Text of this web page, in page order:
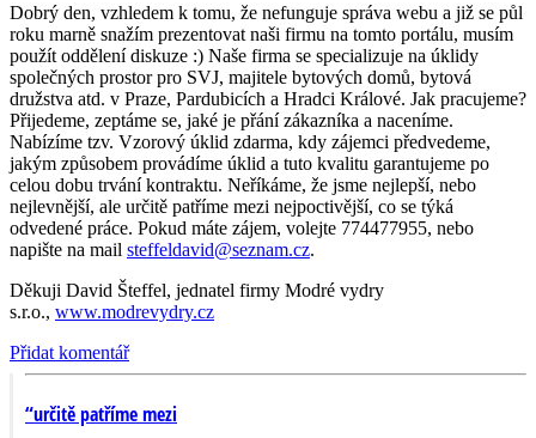
Dobrý den, vzhledem k tomu, že nefunguje správa webu a již se půl
roku marně snažím prezentovat naši firmu na tomto portálu, musím
použít oddělení diskuze :) Naše firma se specializuje na úklidy
společných prostor pro SVJ, majitele bytových domů, bytová
družstva atd. v Praze, Pardubicích a Hradci Králové. Jak pracujeme?
Přijedeme, zeptáme se, jaké je přání zákazníka a naceníme.
Nabízíme tzv. Vzorový úklid zdarma, kdy zájemci předvedeme,
jakým způsobem provádíme úklid a tuto kvalitu garantujeme po
celou dobu trvání kontraktu. Neříkáme, že jsme nejlepší, nebo
nejlevnější, ale určitě patříme mezi nejpoctivější, co se týká
odvedené práce. Pokud máte zájem, volejte 774477955, nebo
napište na mail steffeldavid@sez­nam.cz.
Děkuji David Šteffel, jednatel firmy Modré vydry
s.r.o., www.modrevydry.cz
Přidat komentář
“určitě patříme mezi